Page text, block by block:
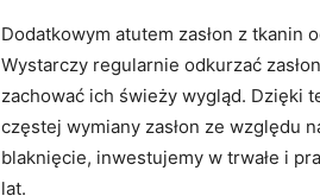
Dodatkowym atutem zasłon z tkanin
Wystarczy regularnie odkurzać
zachować ich świeży wygląd. Dzięki‍
częstej wymiany⁣ zasłon ze względu
blaknięcie, ‍inwestujemy w trwałe i
lat.